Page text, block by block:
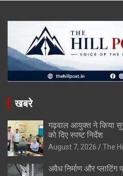
खबरे
गढ़वाल आयुक्त ने किया
को दिए स्पष्ट निर्देश
August 7, 2026 The
अवैध निर्माण और प्लाटिंग